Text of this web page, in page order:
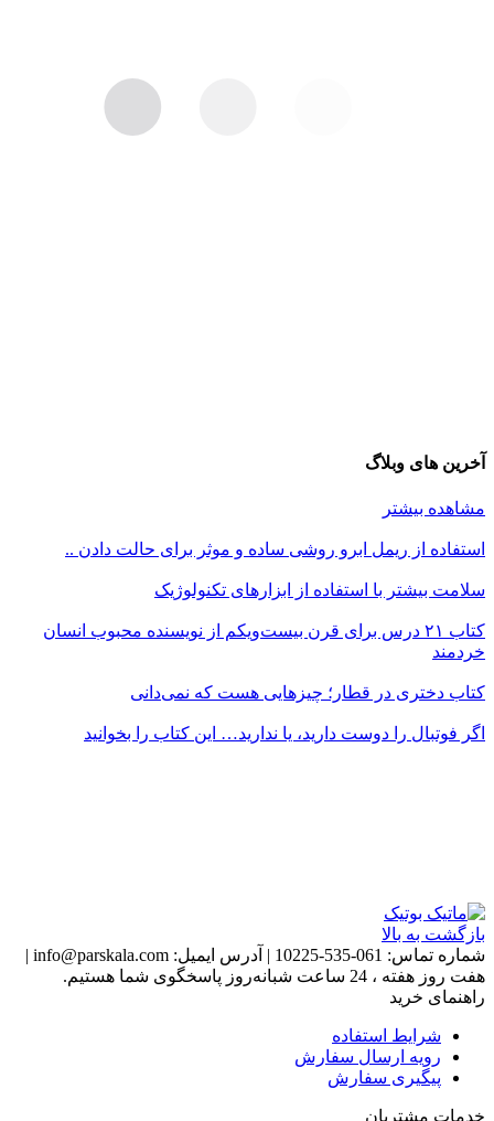
آخرین های وبلاگ
مشاهده بیشتر
استفاده از ریمل ابرو روشی ساده و موثر برای حالت دادن ..
سلامت بیشتر با استفاده از ابزارهای تکنولوژیک
کتاب ۲۱ درس برای قرن بیست‌ویکم از نویسنده محبوب انسان
خردمند
کتاب دختری در قطار؛ چیزهایی هست که نمی‌دانی
اگر فوتبال را دوست دارید، یا ندارید… این کتاب را بخوانید
بازگشت به بالا
شماره تماس: 061-535-10225
| آدرس ایمیل: info@parskala.com
|
هفت روز هفته ، 24 ساعت شبانه‌روز پاسخگوی شما هستیم.
راهنمای خرید
شرایط استفاده
رویه ارسال سفارش
پیگیری سفارش
خدمات مشتریان